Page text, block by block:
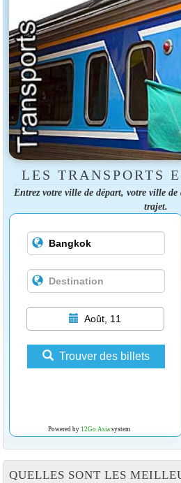
LES TRANSPORTS
Entrez votre ville de départ, votre ville
trajet.
Août, 11
Trouver des billets
Powered by 12Go Asiasystem
QUELLES SONT LES